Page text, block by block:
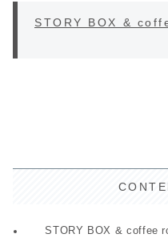
STORY BOX &
STORY BOX & coffee